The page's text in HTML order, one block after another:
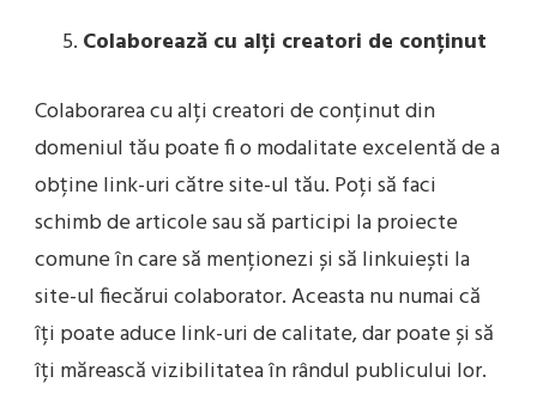
Colaborează cu alți creatori de conținut
Colaborarea cu alți creatori de conținut din
domeniul tău poate fi o modalitate excelentă de a
obține link-uri către site-ul tău. Poți să faci
schimb de articole sau să participi la proiecte
comune în care să menționezi și să linkuiești la
site-ul fiecărui colaborator. Aceasta nu numai că
îți poate aduce link-uri de calitate, dar poate și să
îți mărească vizibilitatea în rândul publicului lor.